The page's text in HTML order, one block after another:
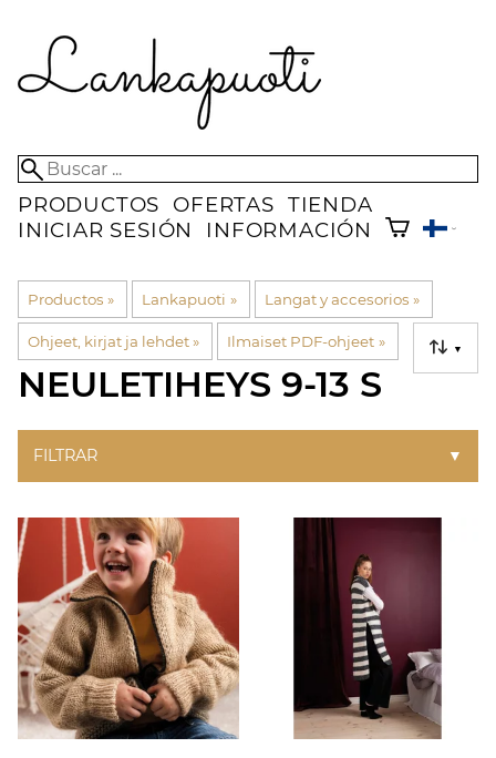
PRODUCTOS OFERTAS TIENDA
INICIAR SESIÓN
INFORMACIÓN
Productos ‪» Lankapuoti ‪» Langat y accesorios ‪»
Ohjeet, kirjat ja lehdet‪» Ilmaiset PDF-ohjeet ‪» ▼
NEULETIHEYS 9-13 S
FILTRAR ▼